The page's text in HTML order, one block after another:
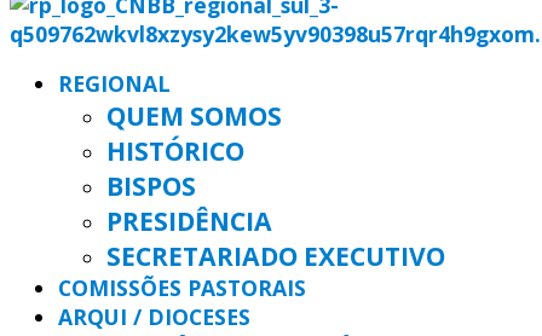
REGIONAL
QUEM SOMOS
HISTÓRICO
BISPOS
PRESIDÊNCIA
SECRETARIADO EXECUTIVO
COMISSÕES PASTORAIS
ARQUI / DIOCESES